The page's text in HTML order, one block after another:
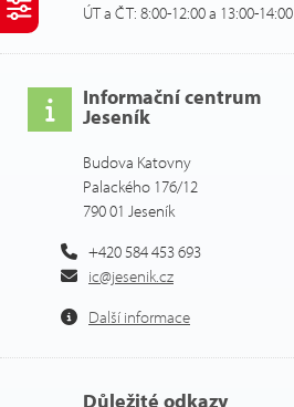
ÚT a ČT: 8:00-12:00 a 13:00-14:00
Informační centrum
Jeseník
Budova Katovny
Palackého 176/12
790 01 Jeseník
+420 584 453 693
ic@jesenik.cz
Další informace
Důležité odkazy